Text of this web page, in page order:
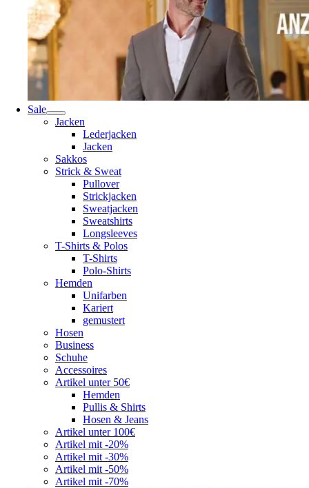
Sale
Jacken
Lederjacken
Jacken
Sakkos
Strick & Sweat
Pullover
Strickjacken
Sweatjacken
Sweatshirts
Longsleeves
T-Shirts & Polos
T-Shirts
Polo-Shirts
Hemden
Unifarben
Kariert
gemustert
Hosen
Business
Schuhe
Accessoires
Artikel unter 50€
Hemden
Pullis & Shirts
Hosen & Jeans
Artikel unter 100€
Artikel mit -20%
Artikel mit -30%
Artikel mit -50%
Artikel mit -70%